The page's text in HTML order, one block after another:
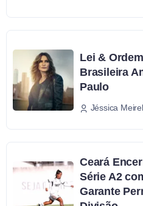
Lei &
Brasileira
Paulo
Jéssica
Ceará
Série A2
Garante